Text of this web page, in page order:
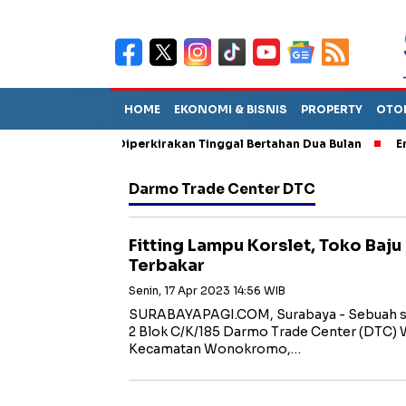
HOME EKONOMI & BISNIS PROPERTY
Sebut TPA Diperkirakan Tinggal Bertahan Dua Bulan
Darmo Trade Center DTC
Fitting Lampu Korslet, Toko Baju
Terbakar
Senin, 17 Apr 2023 14:56 WIB
SURABAYAPAGI.COM, Surabaya -
2 Blok C/K/185 Darmo Trade Center
Kecamatan Wonokromo,…